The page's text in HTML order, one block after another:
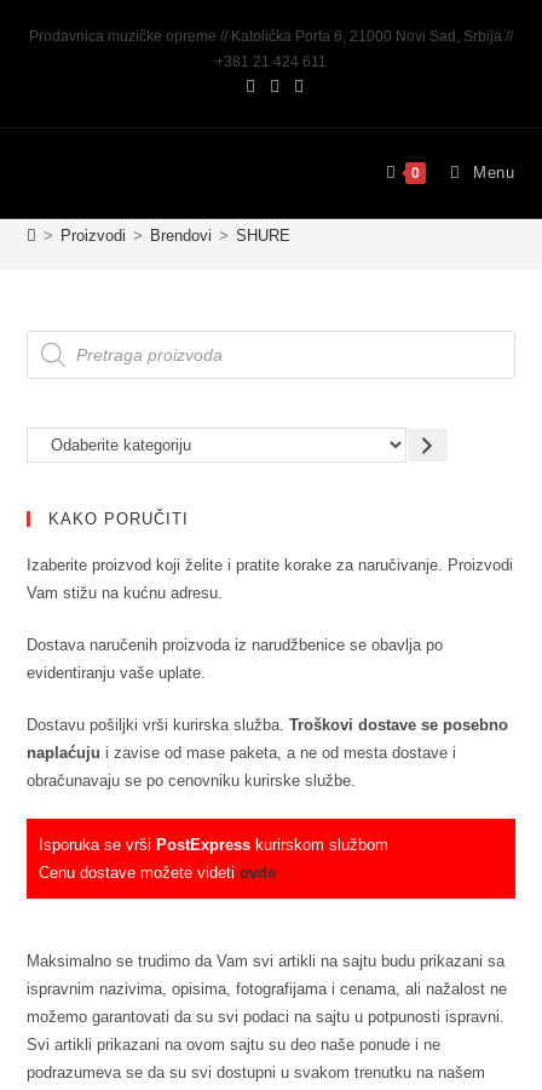
Prodavnica muzičke opreme // Katolička Porta 6, 21000 Novi Sad, Srbija //
+381 21 424 611
0 Menu
> Proizvodi > Brendovi > SHURE
KAKO PORUČITI
Izaberite proizvod koji želite i pratite korake za naručivanje. Proizvodi
Vam stižu na kućnu adresu.
Dostava naručenih proizvoda iz narudžbenice se obavlja po
evidentiranju vaše uplate.
Dostavu pošiljki vrši kurirska služba.Troškovi dostave se posebno
naplaćuju i zavise od mase paketa, a ne od mesta dostave i
obračunavaju se po cenovniku kurirske službe.
Isporuka se vrši PostExpress kurirskom službom
Cenu dostave možete videtiovde
Maksimalno se trudimo da Vam svi artikli na sajtu budu prikazani sa
ispravnim nazivima, opisima, fotografijama i cenama, ali nažalost ne
možemo garantovati da su svi podaci na sajtu u potpunosti ispravni.
Svi artikli prikazani na ovom sajtu su deo naše ponude i ne
podrazumeva se da su svi dostupni u svakom trenutku na našem